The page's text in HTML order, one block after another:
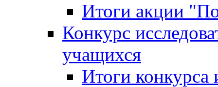
Итоги акции
Конкурс
учащихся
Итоги конкурса